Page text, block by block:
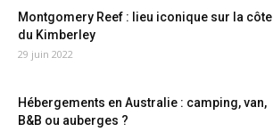
Montgomery Reef : lieu iconique sur la côte
du Kimberley
29 juin 2022
Hébergements en Australie : camping, van,
B&B ou auberges ?